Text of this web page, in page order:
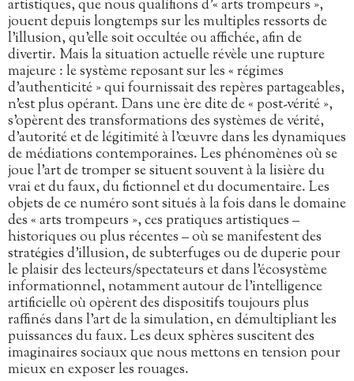
artistiques, que nous qualifions d’« arts trompeurs »,
jouent depuis longtemps sur les multiples ressorts de
l’illusion, qu’elle soit occultée ou affichée, afin de
divertir. Mais la situation actuelle révèle une rupture
majeure : le système reposant sur les « régimes
d’authenticité » qui fournissait des repères partageables,
n’est plus opérant. Dans une ère dite de « post-vérité »,
s’opèrent des transformations des systèmes de vérité,
d’autorité et de légitimité à l’œuvre dans les dynamiques
de médiations contemporaines. Les phénomènes où se
joue l’art de tromper se situent souvent à la lisière du
vrai et du faux, du fictionnel et du documentaire. Les
objets de ce numéro sont situés à la fois dans le domaine
des « arts trompeurs », ces pratiques artistiques –
historiques ou plus récentes – où se manifestent des
stratégies d’illusion, de subterfuges ou de duperie pour
le plaisir des lecteurs/spectateurs et dans l’écosystème
informationnel, notamment autour de l’intelligence
artificielle où opèrent des dispositifs toujours plus
raffinés dans l’art de la simulation, en démultipliant les
puissances du faux. Les deux sphères suscitent des
imaginaires sociaux que nous mettons en tension pour
mieux en exposer les rouages.